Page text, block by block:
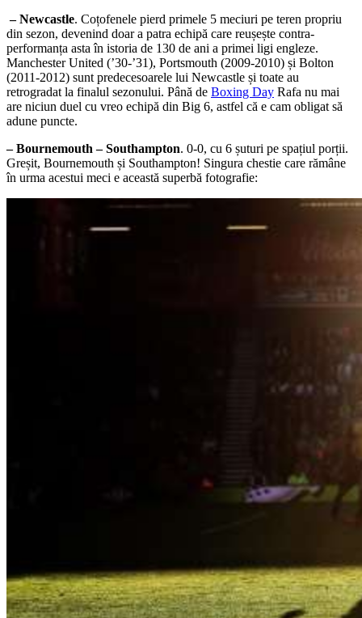
– Newcastle. Coțofenele pierd primele 5 meciuri pe teren propriu
din sezon, devenind doar a patra echipă care reușește contra-
performanța asta în istoria de 130 de ani a primei ligi engleze.
Manchester United (’30-’31), Portsmouth (2009-2010) și Bolton
(2011-2012) sunt predecesoarele lui Newcastle și toate au
retrogradat la finalul sezonului. Până de Boxing Day Rafa nu mai
are niciun duel cu vreo echipă din Big 6, astfel că e cam obligat să
adune puncte.
– Bournemouth –Southampton. 0-0, cu 6 șuturi pe spațiul porții.
Greșit, Bournemouth și Southampton! Singura chestie care rămâne
în urma acestui meci e această superbă fotografie: